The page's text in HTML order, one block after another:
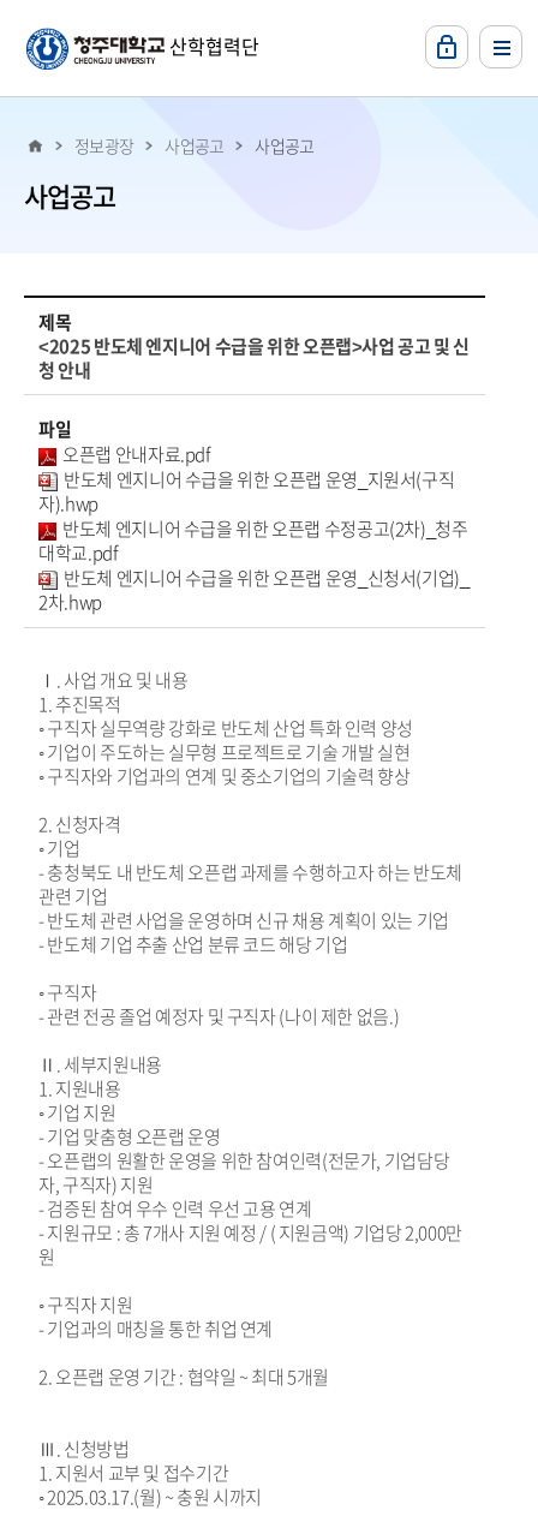
산학협력단
정보광장 사업공고 사업공고
사업공고
제목
<2025 반도체 엔지니어 수급을 위한 오픈랩>사업 공고 및 신
청 안내
파일
오픈랩 안내자료.pdf
반도체 엔지니어 수급을 위한 오픈랩 운영_지원서(구직
자).hwp
반도체 엔지니어 수급을 위한 오픈랩 수정공고(2차)_청주
대학교.pdf
반도체 엔지니어 수급을 위한 오픈랩 운영_신청서(기업)_
2차.hwp
Ⅰ. 사업 개요 및 내용
1. 추진목적
◦ 구직자 실무역량 강화로 반도체 산업 특화 인력 양성
◦ 기업이 주도하는 실무형 프로젝트로 기술 개발 실현
◦ 구직자와 기업과의 연계 및 중소기업의 기술력 향상
2. 신청자격
◦ 기업
- 충청북도 내 반도체 오픈랩 과제를 수행하고자 하는 반도체
관련 기업
- 반도체 관련 사업을 운영하며 신규 채용 계획이 있는 기업
- 반도체 기업 추출 산업 분류 코드 해당 기업
◦ 구직자
- 관련 전공 졸업 예정자 및 구직자 (나이 제한 없음.)
Ⅱ. 세부지원내용
1. 지원내용
◦ 기업 지원
- 기업 맞춤형 오픈랩 운영
- 오픈랩의 원활한 운영을 위한 참여인력(전문가, 기업담당
자, 구직자) 지원
- 검증된 참여 우수 인력 우선 고용 연계
- 지원규모 : 총 7개사 지원 예정 / ( 지원금액) 기업당 2,000만
원
◦ 구직자 지원
- 기업과의 매칭을 통한 취업 연계
2. 오픈랩 운영 기간 : 협약일 ~ 최대 5개월
Ⅲ. 신청방법
1. 지원서 교부 및 접수기간
◦ 2025.03.17.(월) ~ 충원 시까지